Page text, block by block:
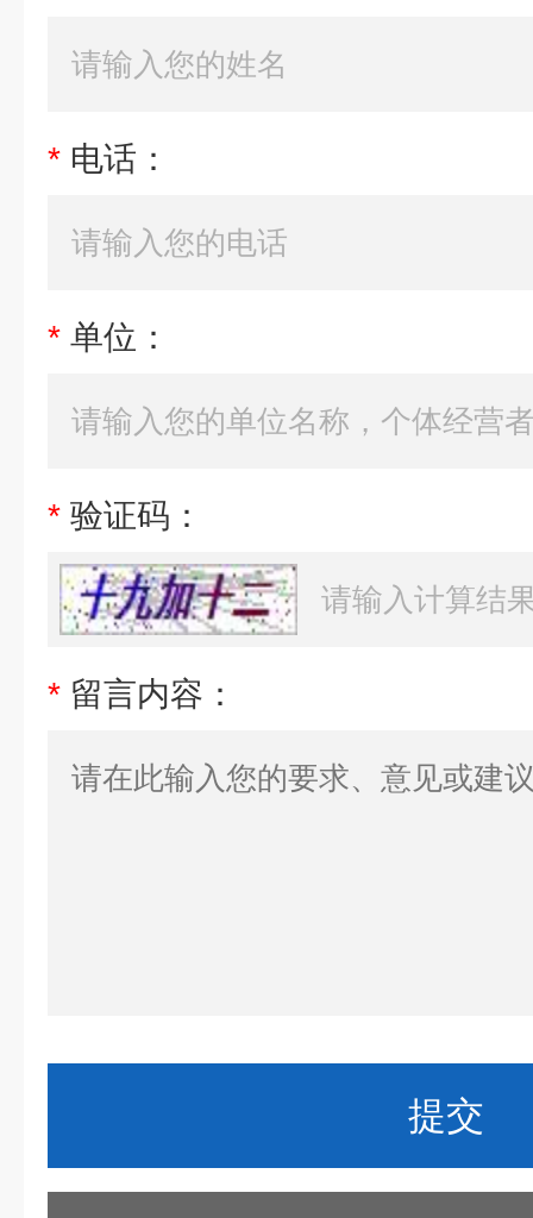
* 电话：
* 单位：
* 验证码：
* 留言内容：